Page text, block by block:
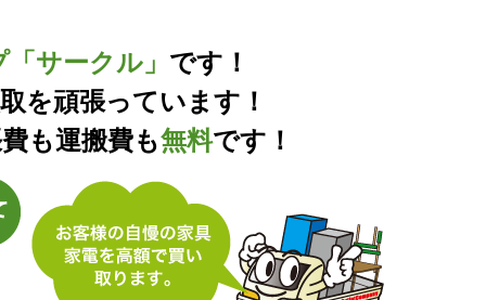
サークル」 です！
を頑張っています！
も運搬費も無料です！